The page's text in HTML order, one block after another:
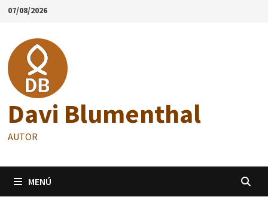
Saltar
contenido
07/08/2026
Davi Blumenthal
AUTOR
MENÚ